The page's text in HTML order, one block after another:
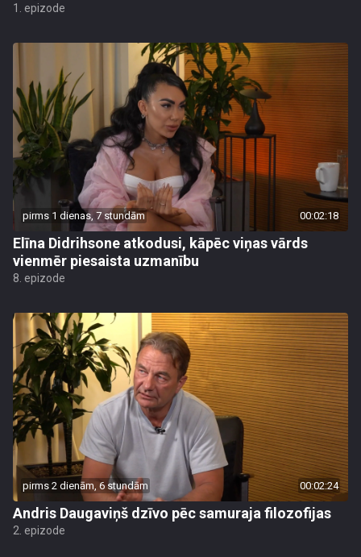
1. epizode
pirms 1 dienas, 7 stundām 00:02:18
Elīna Didrihsone atkodusi, kāpēc viņas vārds
vienmēr piesaista uzmanību
8. epizode
pirms 2 dienām, 6 stundām 00:02:24
Andris Daugaviņš dzīvo pēc samuraja filozofijas
2. epizode